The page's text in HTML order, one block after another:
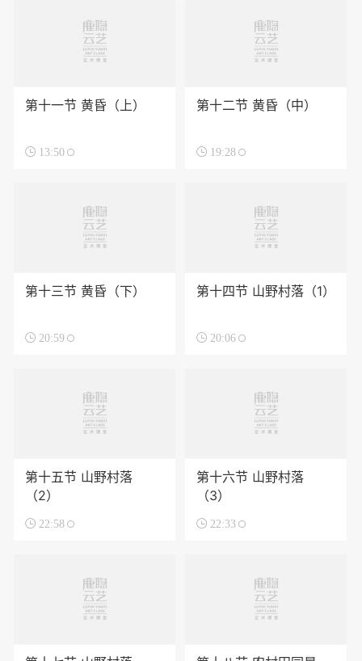
第十一节 黄昏（上）
 13:50
第十二节 黄昏（中）
 19:28
第十三节 黄昏（下）
 20:59
第十四节 山野村落（1）
 20:06
第十五节 山野村落
（2）
 22:58
第十六节 山野村落
（3）
 22:33